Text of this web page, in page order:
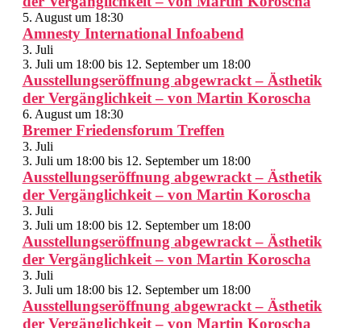
5. August um 18:30
Amnesty International Infoabend
3. Juli
3. Juli um 18:00bis 12. September um 18:00
Ausstellungseröffnung abgewrackt – Ästhetik
der Vergänglichkeit – von Martin Koroscha
6. August um 18:30
Bremer Friedensforum Treffen
3. Juli
3. Juli um 18:00bis 12. September um 18:00
Ausstellungseröffnung abgewrackt – Ästhetik
der Vergänglichkeit – von Martin Koroscha
3. Juli
3. Juli um 18:00bis 12. September um 18:00
Ausstellungseröffnung abgewrackt – Ästhetik
der Vergänglichkeit – von Martin Koroscha
3. Juli
3. Juli um 18:00bis 12. September um 18:00
Ausstellungseröffnung abgewrackt – Ästhetik
der Vergänglichkeit – von Martin Koroscha